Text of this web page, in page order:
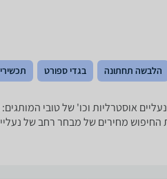
הלבשה תחתונה בגדי ספורט
החיפוש מחירים של מבחר רחב של